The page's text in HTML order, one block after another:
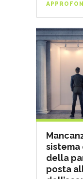
sistema
della
posta